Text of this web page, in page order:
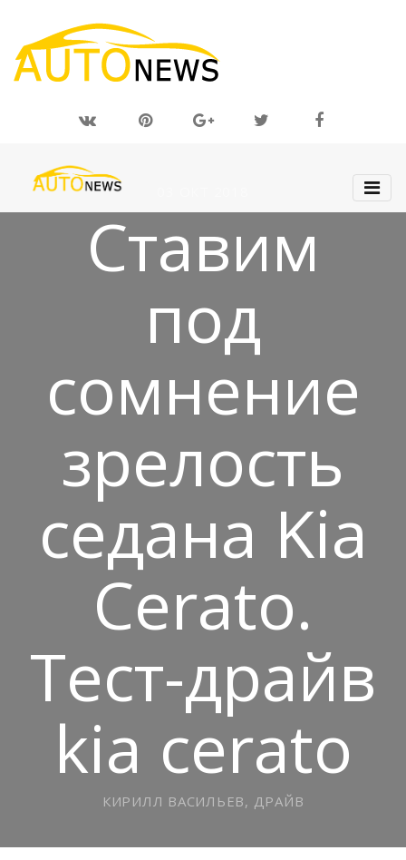
Ставим
под
сомнение
зрелость
седана Kia
Cerato.
Тест-драйв
kia cerato
КИРИЛЛ ВАСИЛЬЕВ, ДРАЙВ